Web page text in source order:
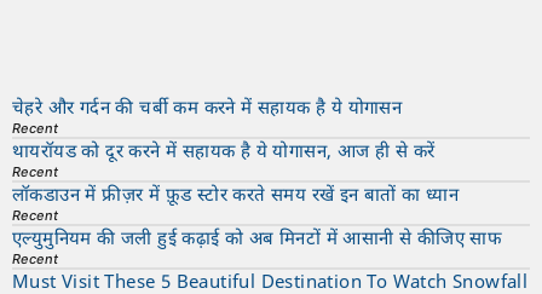
चेहरे और गर्दन की चर्बी कम करने में सहायक है ये योगासन
Recent
थायरॉयड को दूर करने में सहायक है ये योगासन, आज ही से करें
Recent
लॉकडाउन में फ्रीज़र में फ़ूड स्टोर करते समय रखें इन बातों का ध्यान
Recent
एल्युमुनियम की जली हुई कढ़ाई को अब मिनटों में आसानी से कीजिए साफ
Recent
Must Visit These 5 Beautiful Destination To Watch Snowfall